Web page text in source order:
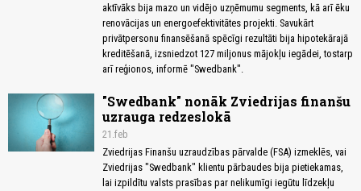
aktīvāks bija mazo un vidējo uzņēmumu segments, kā arī ēku
renovācijas un energoefektivitātes projekti. Savukārt
privātpersonu finansēšanā spēcīgi rezultāti bija hipotekārajā
kreditēšanā, izsniedzot 127 miljonus mājokļu iegādei, tostarp
arī reģionos, informē "Swedbank".
"Swedbank" nonāk Zviedrijas finanšu
uzrauga redzeslokā
21.feb
Zviedrijas Finanšu uzraudzības pārvalde (FSA) izmeklēs, vai
Zviedrijas "Swedbank" klientu pārbaudes bija pietiekamas,
lai izpildītu valsts prasības par nelikumīgi iegūtu līdzekļu